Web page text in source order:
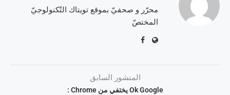
محرّر و صحفيّ بموقع تويتاك التّكنولوجيّ
المختصّ
المنشور السابق
Ok Google يختفي من Chrome :